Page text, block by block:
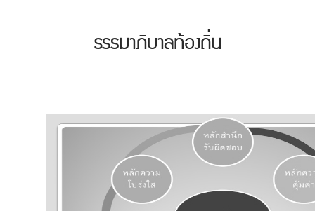
ธรรมาภิบาลท้องถิ่น